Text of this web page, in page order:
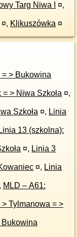
Targ Niwa I ¤,
¤, Klikuszówka ¤
Linia 13 (szkolna): Rynek = > Niwa Szkoła ¤,
Grel = > Rynek = > Niwa Szkoła ¤, Linia
Linia 13 (szkolna):
= > Niwa Szkoła ¤, Linia 3
Obidowa = > Os. Bereki = > Kowaniec ¤, Linia
, MLD – A61:
Bukowina